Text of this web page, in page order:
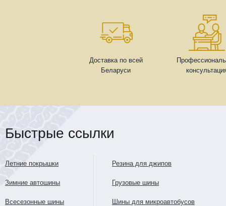
Доставка по всей
Беларуси
Быстрые ссылки
Летние покрышки
Зимние автошины
Всесезонные шины
Резина для джипов
Грузовые шины
Шины для микроавтобусов